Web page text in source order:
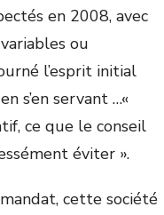
en 2008, avec
ou
l’esprit initial
s’en servant …«
ce que le conseil
éviter ».
cette société